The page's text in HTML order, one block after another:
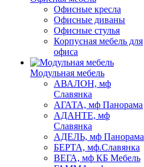
Офисные кресла
Офисные диваны
Офисные стулья
Корпусная мебель для
офиса
Модульная мебель
АВАЛОН, мф
Славянка
АГАТА, мф Панорама
АДАНТЕ, мф
Славянка
АДЕЛЬ, мф Панорама
БЕРТА, мф.Славянка
ВЕГА, мф КБ Мебель